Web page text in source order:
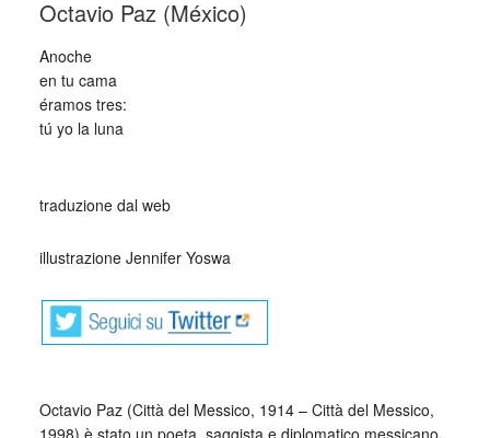
Octavio Paz (México)
Anoche
en tu cama
éramos tres:
tú yo la luna
traduzione dal web
illustrazione Jennifer Yoswa
Octavio Paz (Città del Messico, 1914 – Città del Messico,